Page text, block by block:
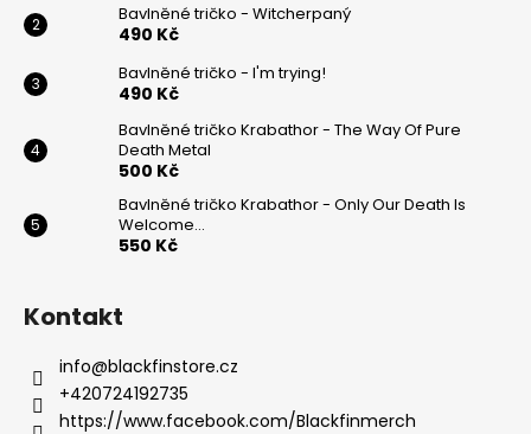
Bavlněné tričko - Witcherpaný
490 Kč
Bavlněné tričko - I'm trying!
490 Kč
Bavlněné tričko Krabathor - The Way Of Pure
Death Metal
500 Kč
Bavlněné tričko Krabathor - Only Our Death Is
Welcome...
550 Kč
Kontakt
info@blackfinstore.cz
+420724192735
https://www.facebook.com/Blackfinmerch